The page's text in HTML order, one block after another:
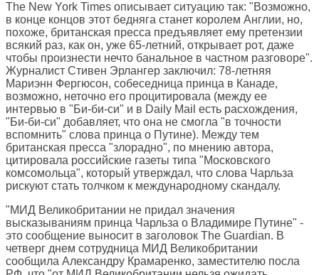
The New York Times описывает ситуацию так: "Возможно,
в конце концов этот бедняга станет королем Англии, но,
похоже, британская пресса предъявляет ему претензии
всякий раз, как он, уже 65-летний, открывает рот, даже
чтобы произнести нечто банальное в частном разговоре".
Журналист Стивен Эрлангер заключил: 78-летняя
Мариэнн Фергюсон, собеседница принца в Канаде,
возможно, неточно его процитировала (между ее
интервью в "Би-би-си" и в Daily Mail есть расхождения,
"Би-би-си" добавляет, что она не смогла "в точности
вспомнить" слова принца о Путине). Между тем
британская пресса "злорадно", по мнению автора,
цитировала российские газеты типа "Московского
комсомольца", который утверждал, что слова Чарльза
рискуют стать толчком к международному скандалу.
"МИД Великобритании не придал значения
высказываниям принца Чарльза о Владимире Путине" -
это сообщение выносит в заголовок The Guardian. В
четверг днем сотрудница МИД Великобритании
сообщила Александру Крамаренко, заместителю посла